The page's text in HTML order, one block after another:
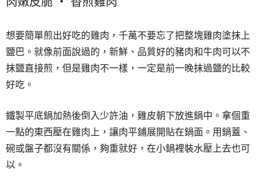
想要簡單煎出好吃的雞肉，千萬不要忘了把整塊雞肉塗抹上
鹽巴。就像前面說過的，新鮮、品質好的豬肉和牛肉可以不
抹鹽直接煎，但是雞肉不一樣，一定是前一晚抹過鹽的比較
好吃。
鐵製平底鍋加熱後倒入少許油，雞皮朝下放進鍋中。拿個重
一點的東西壓在雞肉上，讓肉平鋪展開貼在鍋面。用鍋蓋、
碗或盤子都沒有關係，夠重就好，在小鍋裡裝水壓上去也可
以。